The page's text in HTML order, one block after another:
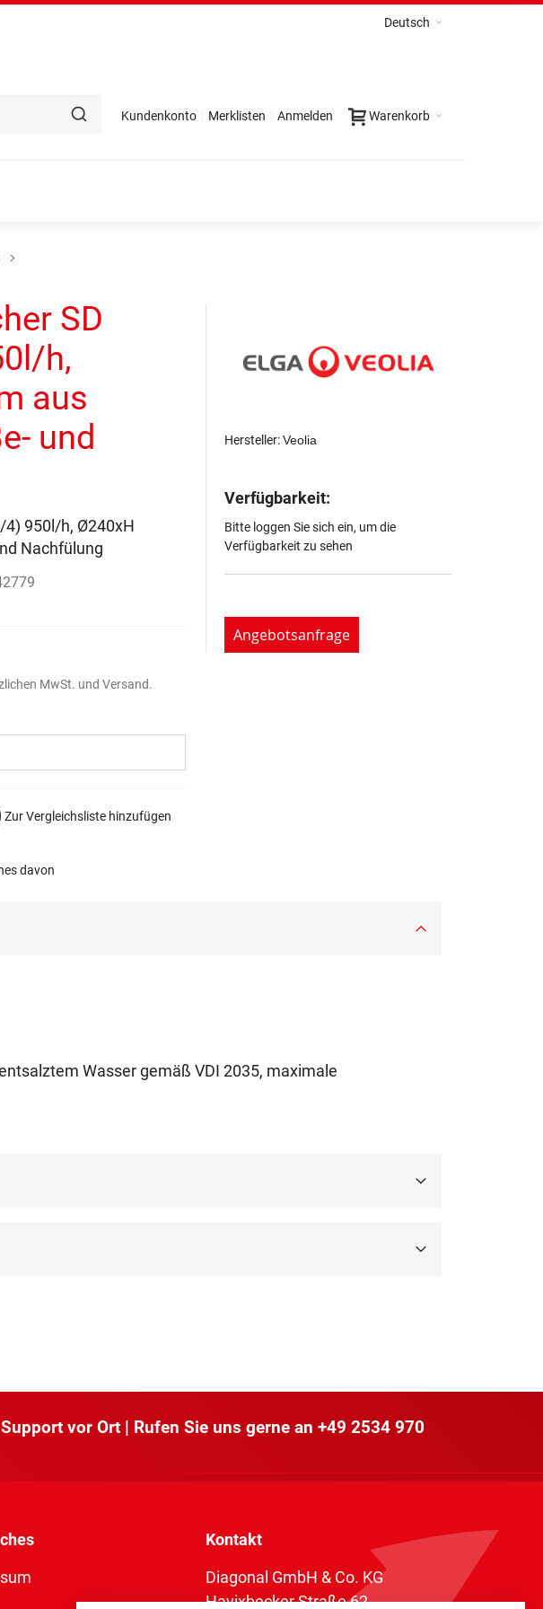
Deutsch
Warenkorb
Kundenkonto Merklisten Anmelden
SD
h,
aus
und
4) 950l/h, Ø240xH
Nachfülung
MwSt. und Versand.
Zur Vergleichsliste hinzufügen
davon
Hersteller:Veolia
Verfügbarkeit:
Bitte loggen Sie sich ein, um die
Verfügbarkeit zu sehen
Angebotsanfrage
Wasser gemäß VDI 2035, maximale
vor Ort | Rufen Sie uns gerne an +49 2534 970
Kontakt
Diagonal GmbH & Co. KG
Havixbecker Straße 62